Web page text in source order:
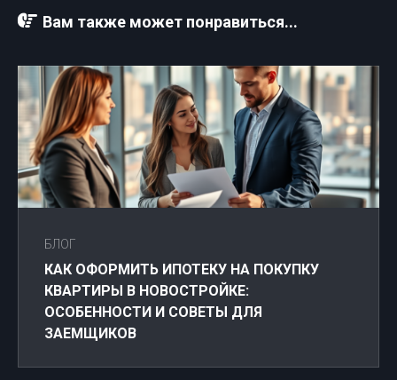
Вам также может понравиться...
БЛОГ
КАК ОФОРМИТЬ ИПОТЕКУ НА ПОКУПКУ
КВАРТИРЫ В НОВОСТРОЙКЕ:
ОСОБЕННОСТИ И СОВЕТЫ ДЛЯ
ЗАЕМЩИКОВ